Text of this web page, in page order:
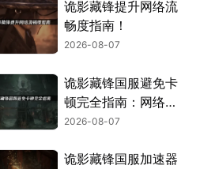
诡影藏锋提升网络流
畅度指南！
2026-08-07
诡影藏锋国服避免卡
顿完全指南：网络优
化与解决技巧！
2026-08-07
诡影藏锋国服加速器